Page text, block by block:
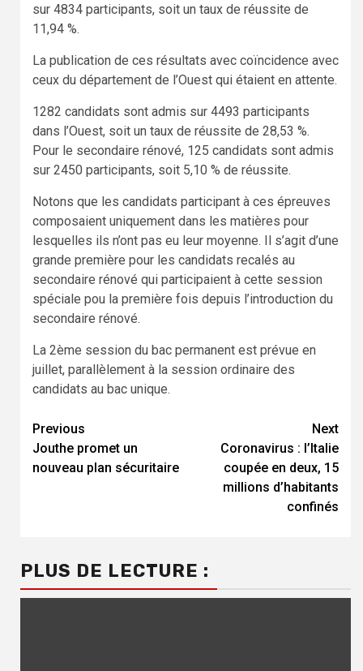
sur 4834 participants, soit un taux de réussite de
11,94 %.
La publication de ces résultats avec coïncidence avec
ceux du département de l’Ouest qui étaient en attente.
1282 candidats sont admis sur 4493 participants
dans l’Ouest, soit un taux de réussite de 28,53 %.
Pour le secondaire rénové, 125 candidats sont admis
sur 2450 participants, soit 5,10 % de réussite.
Notons que les candidats participant à ces épreuves
composaient uniquement dans les matières pour
lesquelles ils n’ont pas eu leur moyenne. Il s’agit d’une
grande première pour les candidats recalés au
secondaire rénové qui participaient à cette session
spéciale pou la première fois depuis l’introduction du
secondaire rénové.
La 2ème session du bac permanent est prévue en
juillet, parallèlement à la session ordinaire des
candidats au bac unique.
Continue
Reading
Previous
Jouthe promet un
nouveau plan sécuritaire
Next
Coronavirus : l’Italie
coupée en deux, 15
millions d’habitants
confinés
PLUS DE LECTURE :